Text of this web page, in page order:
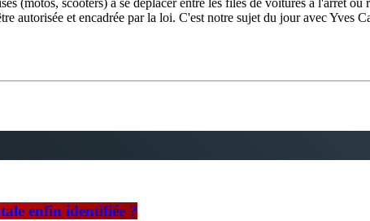
(motos, scooters) à se déplacer entre les files de voitures à l'arrêt ou
autorisée et encadrée par la loi. C'est notre sujet du jour avec Yves
enfin identifiée ?